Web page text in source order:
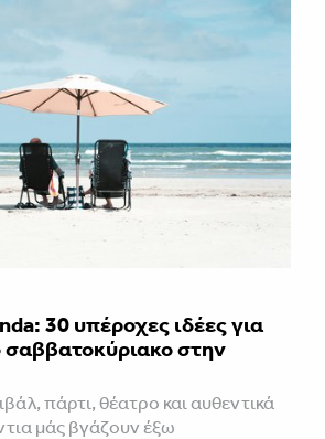
30 υπέροχες ιδέες για
σαββατοκύριακο στην
πάρτι, θέατρο και αυθεντικά
μάς βγάζουν έξω